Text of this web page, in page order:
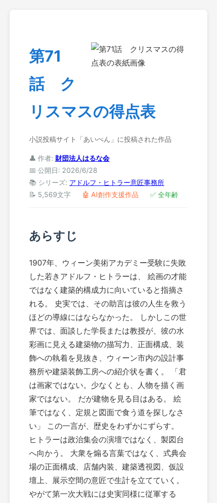
第71
話 ク
リスマスの得点表
小説投稿サイト「あいぺん」に投稿された作品
👤 作者: 財団法人はるな会
📅 公開日: 2026/6/28
📚 シリーズ: アドルフ・ヒトラー意匠事務所
📝 5,569文字
🤖 AI創作支援作品 ✅ 全年齢
あらすじ
1907年、ウィーン美術アカデミー受験に失敗
した若きアドルフ・ヒトラーは、 絵画の才能
ではなく建築的構成力に向いていると指摘さ
れる。 史実では、その助言は彼の人生を救う
ほどの導線にはならなかった。 しかしこの世
界では、面談した学長または教授が、彼の水
彩画に見える建築物の描写力、正面構成、装
飾への執着を見抜き、ウィーン市内の設計事
務所や建築装飾工房への紹介状を書く。 「君
は画家ではない。少なくとも、人物を描く画
家ではない。 だが建物を見る目はある。 絵
筆ではなく、定規と図面で食う道を探しなさ
い」 この一言が、歴史をわずかにずらす。
ヒトラーは政治集会の演壇ではなく、製図台
へ向かう。 大衆を煽る言葉ではなく、式典会
場の正面構成、店舗内装、建築透視図、仮設
壇上、展示空間の意匠で生計を立てていく。
やがて第一次大戦には史実同様に従軍する